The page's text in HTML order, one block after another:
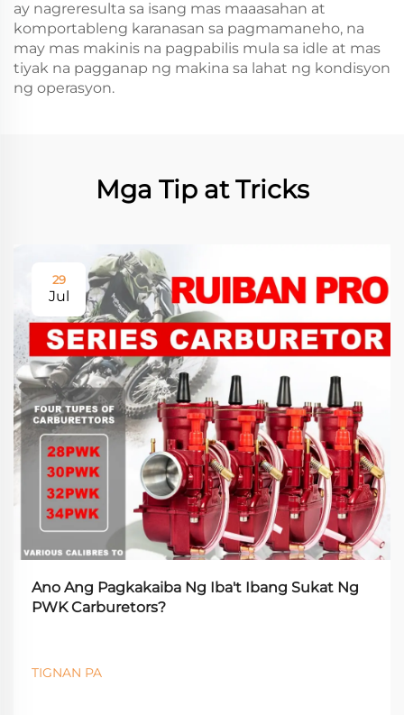
ay nagreresulta sa isang mas maaasahan at
komportableng karanasan sa pagmamaneho, na
may mas makinis na pagpabilis mula sa idle at mas
tiyak na pagganap ng makina sa lahat ng kondisyon
ng operasyon.
Mga Tip at Tricks
29
Jul
Ano Ang Pagkakaiba Ng Iba't Ibang Sukat Ng
PWK Carburetors?
TIGNAN PA